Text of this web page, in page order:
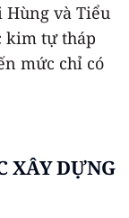
Hùng và Tiểu
kim tự tháp
mức chỉ có
XÂY DỰNG